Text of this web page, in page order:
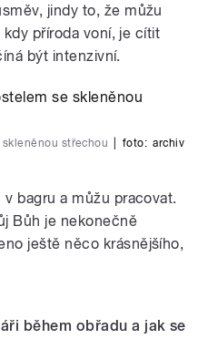
jindy to, že můžu
příroda voní, je cítit
být intenzivní.
střechou foto: archiv
bagru a můžu pracovat.
Bůh je nekonečně
ještě něco krásnějšího,
během obřadu a jak se